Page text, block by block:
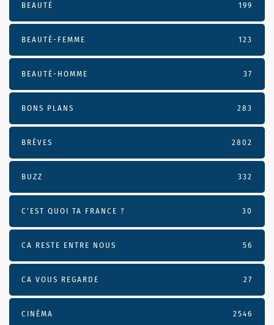
BEAUTÉ 199
BEAUTÉ-FEMME 123
BEAUTÉ-HOMME 37
BONS PLANS 283
BRÈVES 2802
BUZZ 332
C'EST QUOI TA FRANCE ? 30
CA RESTE ENTRE NOUS 56
CA VOUS REGARDE 27
CINÉMA 2546